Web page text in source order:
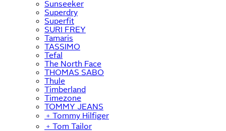
Sunseeker
Superdry
Superfit
SURI FREY
Tamaris
TASSIMO
Tefal
The North Face
THOMAS SABO
Thule
Timberland
Timezone
TOMMY JEANS
﹢ Tommy Hilfiger
﹢ Tom Tailor